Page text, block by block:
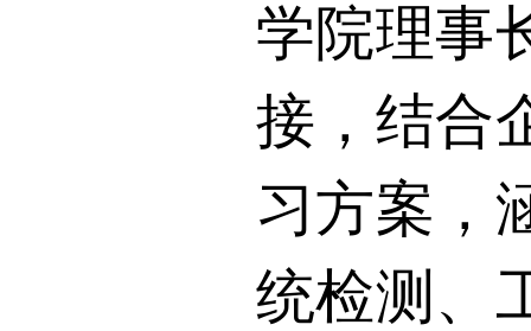
学院理事
接，结合
习方案，
统检测、